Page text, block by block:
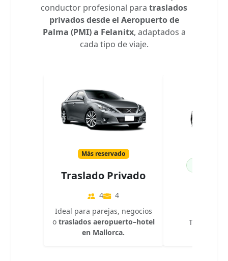
conductor profesional para traslados
privados desde el Aeropuerto de
Palma (PMI) a Felanitx, adaptados a
cada tipo de viaje.
Más reservado
Traslado Privado
4
4
Ideal para parejas, negocios
o traslados aeropuerto–hotel
en Mallorca.
Traslado